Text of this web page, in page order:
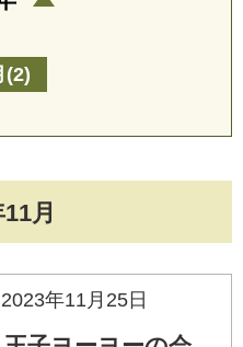
月
年11月25日
(2)